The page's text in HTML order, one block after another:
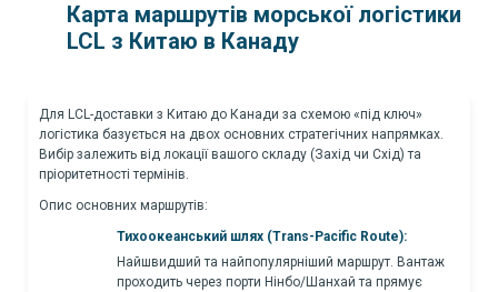
Карта маршрутів морської логістики
LCL з Китаю в Канаду
Для LCL-доставки з Китаю до Канади за схемою «під ключ»
логістика базується на двох основних стратегічних напрямках.
Вибір залежить від локації вашого складу (Захід чи Схід) та
пріоритетності термінів.
Опис основних маршрутів:
Тихоокеанський шлях (Trans-Pacific Route):
Найшвидший та найпопулярніший маршрут. Вантаж
проходить через порти Нінбо/Шанхай та прямує